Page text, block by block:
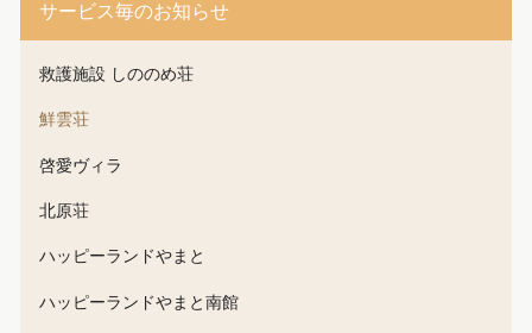
サービス毎のお知らせ
救護施設 しののめ荘
鮮雲荘
啓愛ヴィラ
北原荘
ハッピーランドやまと
ハッピーランドやまと南館